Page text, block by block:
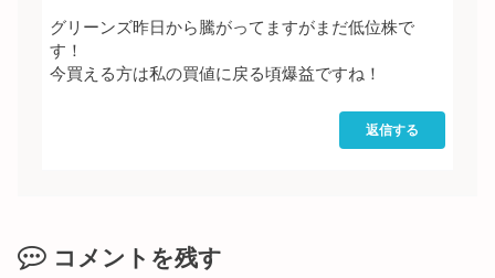
グリーンズ昨日から騰がってますがまだ低位株で
す！
今買える方は私の買値に戻る頃爆益ですね！
返信する
コメントを残す